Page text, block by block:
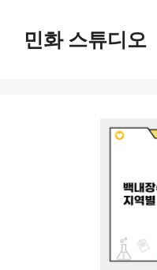
민화 스튜디오